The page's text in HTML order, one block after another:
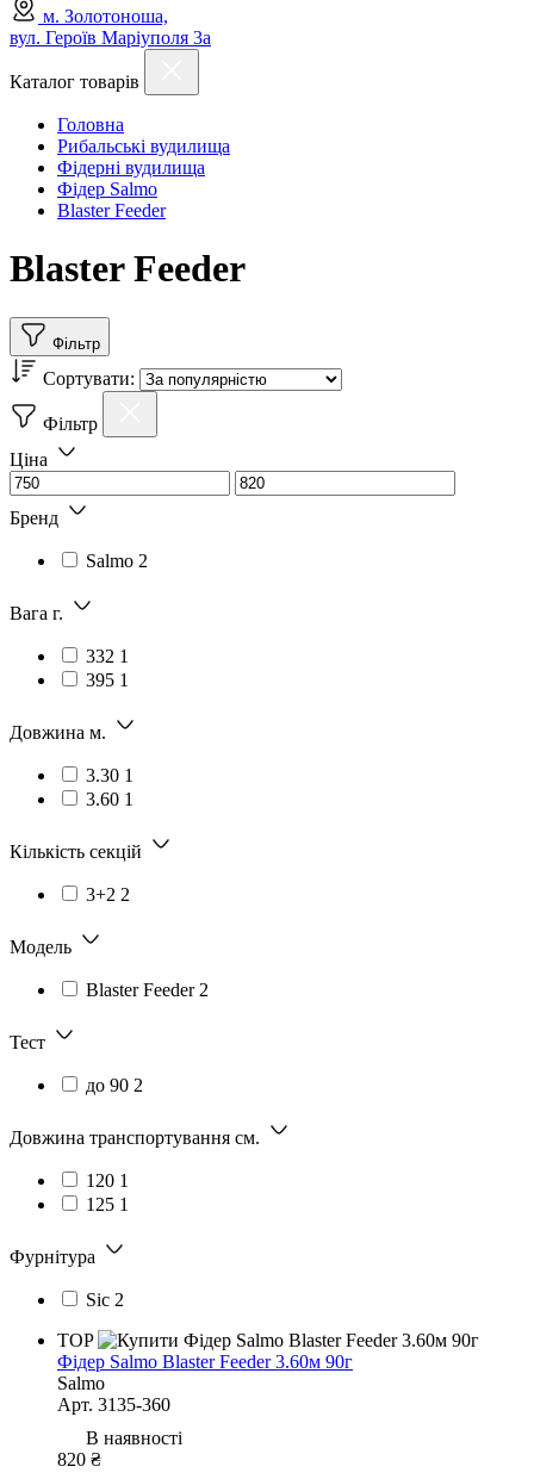
м. Золотоноша,
вул. Героїв Маріуполя 3а
Каталог товарів
Головна
Рибальські вудилища
Фідерні вудилища
Фідер Salmo
Blaster Feeder
Blaster Feeder
Фільтр
Сортувати:
Фільтр
Ціна
Бренд
Salmo 2
Вага г.
332 1
395 1
Довжина м.
3.30 1
3.60 1
Кількість секцій
3+2 2
Модель
Blaster Feeder 2
Тест
до 90 2
Довжина транспортування см.
120 1
125 1
Фурнітура
Sic 2
TOP
Фідер Salmo Blaster Feeder 3.60м 90г
Salmo
Арт. 3135-360
В наявності
820 ₴